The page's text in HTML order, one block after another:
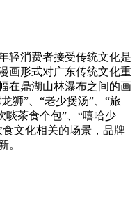
轻消费者接受传统文化是
画形式对广东传统文化重
在鼎湖山林瀑布之间的画
狮” “老少煲汤” “旅
啖茶食个包” “嘻哈少
文化相关的场景，品牌
。